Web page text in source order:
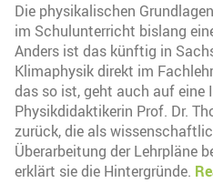
Die physikalischen
im Schulunterricht bislang
Anders ist das künftig in
Klimaphysik direkt im
das so ist, geht auch auf eine
Physikdidaktikerin Prof. Dr.
zurück, die als
Überarbeitung der Lehrpläne
erklärt sie die Hintergründe.